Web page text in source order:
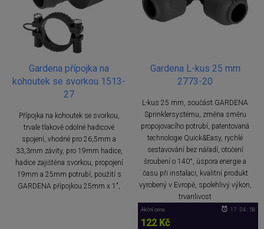
Gardena přípojka na
kohoutek se svorkou 1513-
27
Přípojka na kohoutek se svorkou,
trvale tlakově odolné hadicové
spojení, vhodné pro 26,5mm a
33,3mm závity, pro 19mm hadice,
hadice zajištěna svorkou, propojení
19mm a 25mm potrubí, použití s
GARDENA přípojkou 25mm x 1",
Gardena L-kus 25 mm
2773-20
L-kus 25 mm, součást GARDENA
Sprinklersystému, změna směru
propojovacího potrubí, patentovaná
technologie Quick&Easy, rychlé
sestavování bez nářadí, otočení
šroubení o 140°, úspora energie a
času při instalaci, kvalitní produkt
vyrobený v Evropě, spolehlivý výkon,
trvanlivost
Akční cena
122 Kč
17 : 04 : 57